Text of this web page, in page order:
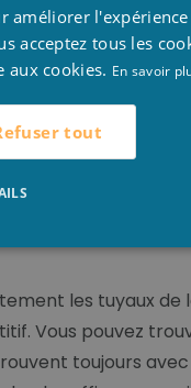
pour
les tuyaux de
Vous pouvez
toujours
améliorer l'expérience
acceptez tous les
aux cookies. En savoir
tout